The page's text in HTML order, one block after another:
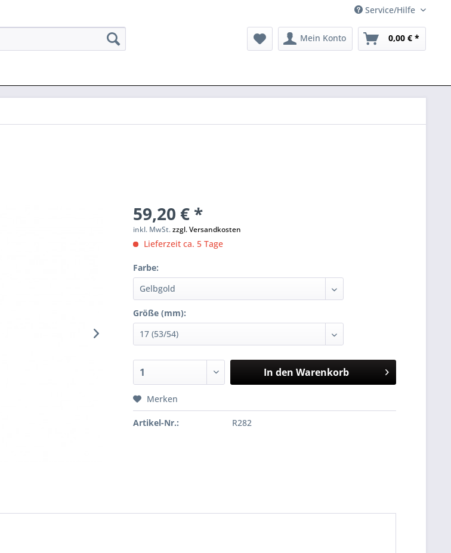
Service/Hilfe
Mein Konto 0,00 € *
59,20 € *
inkl. MwSt.zzgl. Versandkosten
Lieferzeit ca. 5 Tage
Farbe:
Größe (mm):
In den Warenkorb
Merken
Artikel-Nr.: R282